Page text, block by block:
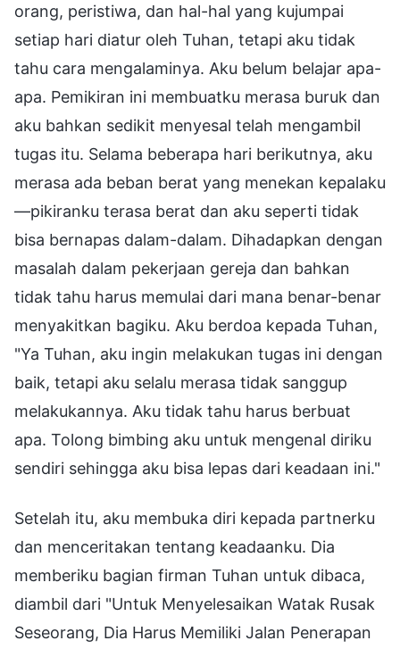
orang, peristiwa, dan hal-hal yang kujumpai
setiap hari diatur oleh Tuhan, tetapi aku tidak
tahu cara mengalaminya. Aku belum belajar apa-
apa. Pemikiran ini membuatku merasa buruk dan
aku bahkan sedikit menyesal telah mengambil
tugas itu. Selama beberapa hari berikutnya, aku
merasa ada beban berat yang menekan kepalaku
—pikiranku terasa berat dan aku seperti tidak
bisa bernapas dalam-dalam. Dihadapkan dengan
masalah dalam pekerjaan gereja dan bahkan
tidak tahu harus memulai dari mana benar-benar
menyakitkan bagiku. Aku berdoa kepada Tuhan,
"Ya Tuhan, aku ingin melakukan tugas ini dengan
baik, tetapi aku selalu merasa tidak sanggup
melakukannya. Aku tidak tahu harus berbuat
apa. Tolong bimbing aku untuk mengenal diriku
sendiri sehingga aku bisa lepas dari keadaan ini."
Setelah itu, aku membuka diri kepada partnerku
dan menceritakan tentang keadaanku. Dia
memberiku bagian firman Tuhan untuk dibaca,
diambil dari "Untuk Menyelesaikan Watak Rusak
Seseorang, Dia Harus Memiliki Jalan Penerapan